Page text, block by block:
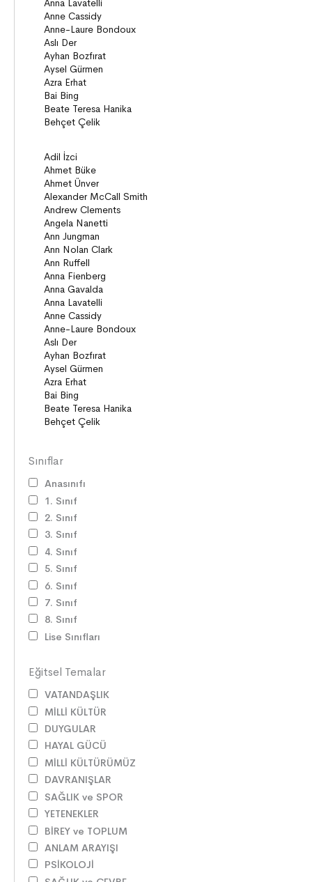
Roman
Diziler
Öyküler
Anlatı
Gizemli Maceralar Koleksiyonu
Diziler
Behiç Ak Yetişkin Kitapları
Öykü
Sınıflar
Anasınıfı
1. Sınıf
2. Sınıf
3. Sınıf
4. Sınıf
5. Sınıf
6. Sınıf
7. Sınıf
8. Sınıf
Lise Sınıfları
Eğitsel Temalar
VATANDAŞLIK
MİLLİ KÜLTÜR
DUYGULAR
HAYAL GÜCÜ
MİLLİ KÜLTÜRÜMÜZ
DAVRANIŞLAR
SAĞLIK ve SPOR
YETENEKLER
BİREY ve TOPLUM
ANLAM ARAYIŞI
PSİKOLOJİ